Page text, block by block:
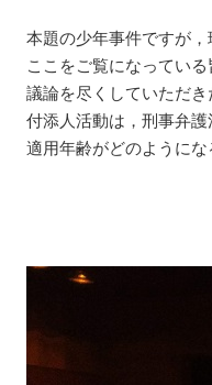
本題の少年事件ですが
ここをご覧になってい
議論を尽くしていただき
付添人活動は，刑事弁護
適用年齢がどのように